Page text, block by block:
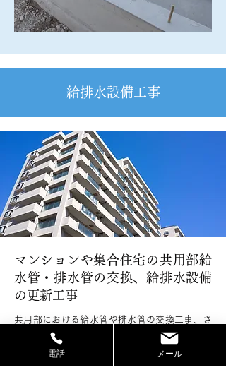
給排水設備工事
マンションや集合住宅の共用部給
水管・排水管の交換、給排水設備
の更新工事
共用部における給水管や排水管の交換工事、さ
らには建物全体の給排水設備の更新工事を行っ
ています。
給排水設備工事は、建物の種類や規模に応じて
電話 メール